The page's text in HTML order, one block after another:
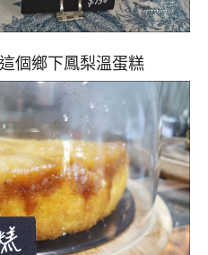
個鄉下鳳梨溫蛋糕